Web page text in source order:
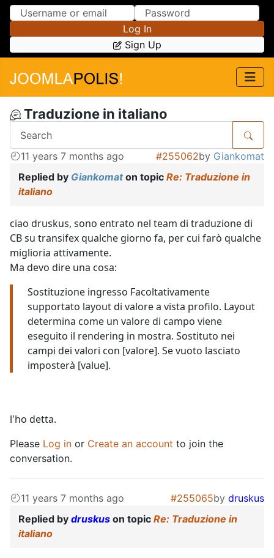
Skip to Content
Skip to Menu
Log In
Sign Up
Traduzione in italiano
11 years 7 months ago #255062by Giankomat
Replied by Giankomaton topic Re: Traduzione in
italiano
ciao druskus, sono entrato nel team di traduzione di
CB su transifex qualche giorno fa, per cui farò qualche
miglioria attivamente.
Ma devo dire una cosa:
Sostituzione ingresso Facoltativamente
supportato layout di valore a vista profilo. Layout
determina come un valore di campo viene
eseguito il rendering in mostra. Sostituto nei
campi dei valori con [valore]. Se vuoto lasciato
imposterà [value].
l'ho detta.
Please Log in or Create an account to join the
conversation.
11 years 7 months ago #255065by druskus
Replied by druskus on topic Re: Traduzione in
italiano